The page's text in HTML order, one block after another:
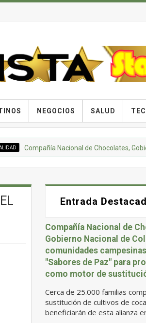
NEGOCIOS SALUD
Compañía Nacional de Chocolates, Gobierno
Entrada
Compañía Nacional de
Gobierno Nacional de
comunidades
"Sabores de Paz" para
como motor de
Cerca de 25.000 familias
sustitución de cultivos de
beneficiarán de esta alianza